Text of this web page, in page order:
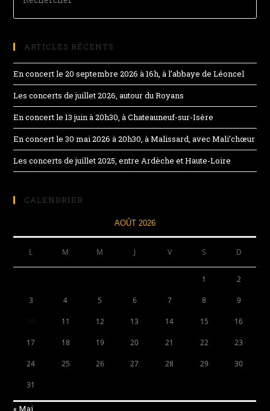
ARTICLES RÉCENTS
En concert le 20 septembre 2026 à 16h, à l’abbaye de Léoncel
Les concerts de juillet 2026, autour du Royans
En concert le 13 juin à 20h30, à Chateauneuf-sur-Isère
En concert le 30 mai 2026 à 20h30, à Malissard, avec Mali’chœur
Les concerts de juillet 2025, entre Ardèche et Haute-Loire
CALENDRIER
AOÛT 2026
L M M J V S D
1 2
3 4 5 6 7 8 9
11 12 13 14 15 16
17 18 19 20 21 22 23
24 25 26 27 28 29 30
31
« Mai